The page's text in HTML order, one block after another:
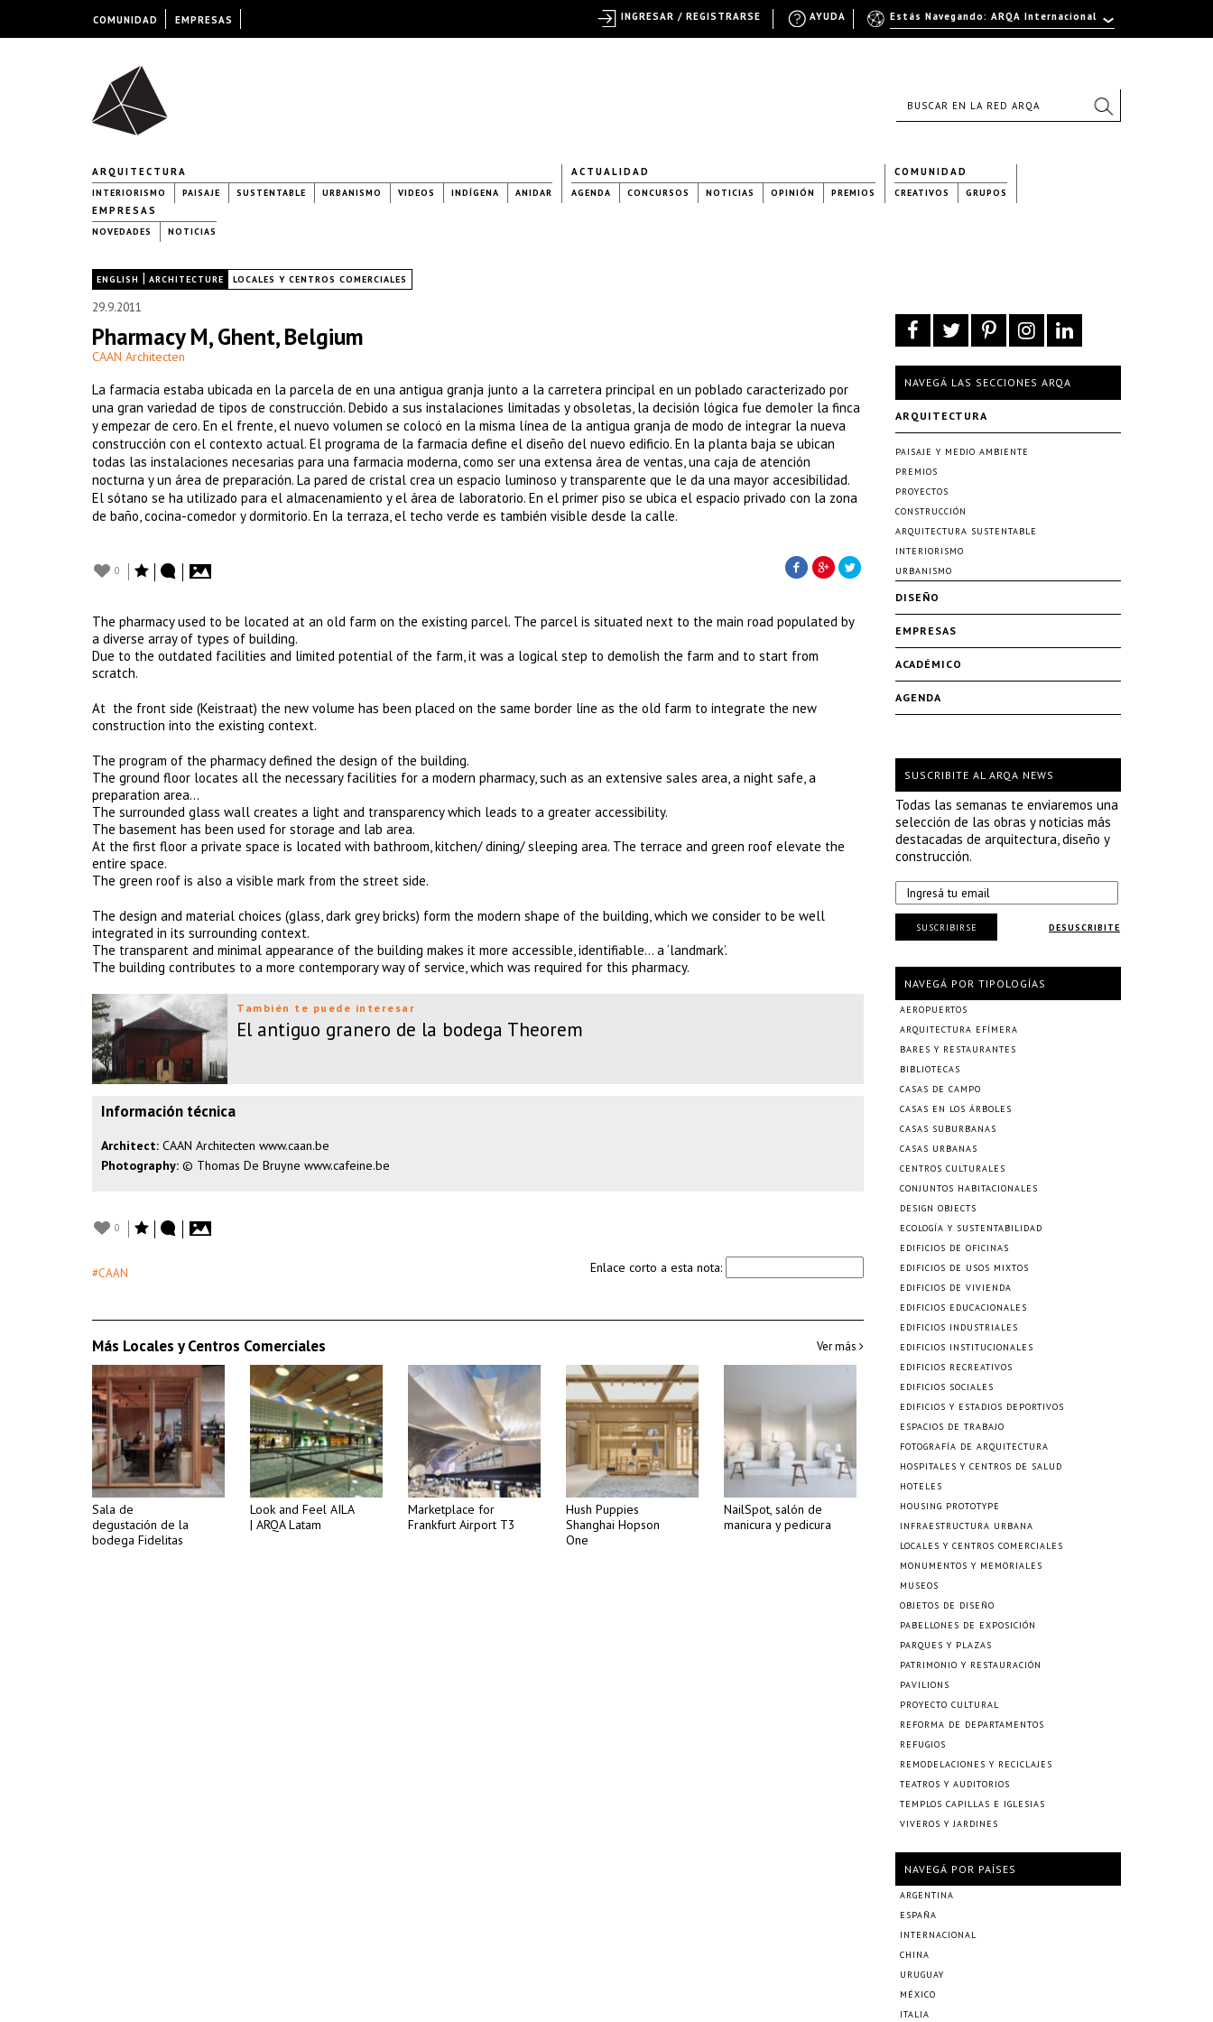
ARQUITECTURA
INTERIORISMO PAISAJE SUSTENTABLE URBANISMO VIDEOS INDÍGENA ANIDAR
ACTUALIDAD
AGENDA CONCURSOS NOTICIAS OPINIÓN PREMIOS
COMUNIDAD
CREATIVOS GRUPOS
EMPRESAS
NOVEDADES NOTICIAS
ENGLISH | ARCHITECTURE LOCALES Y CENTROS COMERCIALES
29.9.2011
Pharmacy M, Ghent, Belgium
CAAN Architecten
La farmacia estaba ubicada en la parcela de en una antigua granja junto a la carretera principal en un poblado caracterizado por
una gran variedad de tipos de construcción. Debido a sus instalaciones limitadas y obsoletas, la decisión lógica fue demoler la finca
y empezar de cero. En el frente, el nuevo volumen se colocó en la misma línea de la antigua granja de modo de integrar la nueva
construcción con el contexto actual. El programa de la farmacia define el diseño del nuevo edificio. En la planta baja se ubican
todas las instalaciones necesarias para una farmacia moderna, como ser una extensa área de ventas, una caja de atención
nocturna y un área de preparación. La pared de cristal crea un espacio luminoso y transparente que le da una mayor accesibilidad.
El sótano se ha utilizado para el almacenamiento y el área de laboratorio. En el primer piso se ubica el espacio privado con la zona
de baño, cocina-comedor y dormitorio. En la terraza, el techo verde es también visible desde la calle.
0
The pharmacy used to be located at an old farm on the existing parcel. The parcel is situated next to the main road populated by
a diverse array of types of building.
Due to the outdated facilities and limited potential of the farm, it was a logical step to demolish the farm and to start from
scratch.
At the front side (Keistraat) the new volume has been placed on the same border line as the old farm to integrate the new
construction into the existing context.
The program of the pharmacy defined the design of the building.
The ground floor locates all the necessary facilities for a modern pharmacy, such as an extensive sales area, a night safe, a
preparation area…
The surrounded glass wall creates a light and transparency which leads to a greater accessibility.
The basement has been used for storage and lab area.
At the first floor a private space is located with bathroom, kitchen/ dining/ sleeping area. The terrace and green roof elevate the
entire space.
The green roof is also a visible mark from the street side.
The design and material choices (glass, dark grey bricks) form the modern shape of the building, which we consider to be well
integrated in its surrounding context.
The transparent and minimal appearance of the building makes it more accessible, identifiable… a ‘landmark’.
The building contributes to a more contemporary way of service, which was required for this pharmacy.
También te puede interesar
El antiguo granero de la bodega Theorem
Información técnica
Architect: CAAN Architecten www.caan.be
Photography: © Thomas De Bruyne www.cafeine.be
0
#CAAN Enlace corto a esta nota:
Más Locales y Centros Comerciales Ver más
Sala de
degustación de la
bodega Fidelitas
Look and Feel AILA
| ARQA Latam
Marketplace for
Frankfurt Airport T3
Hush Puppies
Shanghai Hopson
One
NailSpot, salón de
manicura y pedicura
NAVEGÁ LAS SECCIONES ARQA
ARQUITECTURA
PAISAJE Y MEDIO AMBIENTE
PREMIOS
PROYECTOS
CONSTRUCCIÓN
ARQUITECTURA SUSTENTABLE
INTERIORISMO
URBANISMO
DISEÑO
EMPRESAS
ACADÉMICO
AGENDA
SUSCRIBITE AL ARQA NEWS
Todas las semanas te enviaremos una
selección de las obras y noticias más
destacadas de arquitectura, diseño y
construcción.
DESUSCRIBITE
SUSCRIBIRSE
NAVEGÁ POR TIPOLOGÍAS
AEROPUERTOS
ARQUITECTURA EFÍMERA
BARES Y RESTAURANTES
BIBLIOTECAS
CASAS DE CAMPO
CASAS EN LOS ÁRBOLES
CASAS SUBURBANAS
CASAS URBANAS
CENTROS CULTURALES
CONJUNTOS HABITACIONALES
DESIGN OBJECTS
ECOLOGÍA Y SUSTENTABILIDAD
EDIFICIOS DE OFICINAS
EDIFICIOS DE USOS MIXTOS
EDIFICIOS DE VIVIENDA
EDIFICIOS EDUCACIONALES
EDIFICIOS INDUSTRIALES
EDIFICIOS INSTITUCIONALES
EDIFICIOS RECREATIVOS
EDIFICIOS SOCIALES
EDIFICIOS Y ESTADIOS DEPORTIVOS
ESPACIOS DE TRABAJO
FOTOGRAFÍA DE ARQUITECTURA
HOSPITALES Y CENTROS DE SALUD
HOTELES
HOUSING PROTOTYPE
INFRAESTRUCTURA URBANA
LOCALES Y CENTROS COMERCIALES
MONUMENTOS Y MEMORIALES
MUSEOS
OBJETOS DE DISEÑO
PABELLONES DE EXPOSICIÓN
PARQUES Y PLAZAS
PATRIMONIO Y RESTAURACIÓN
PAVILIONS
PROYECTO CULTURAL
REFORMA DE DEPARTAMENTOS
REFUGIOS
REMODELACIONES Y RECICLAJES
TEATROS Y AUDITORIOS
TEMPLOS CAPILLAS E IGLESIAS
VIVEROS Y JARDINES
NAVEGÁ POR PAÍSES
ARGENTINA
ESPAÑA
INTERNACIONAL
CHINA
URUGUAY
MÉXICO
ITALIA
COMUNIDAD EMPRESAS Estás Navegando: ARQA Internacional
AYUDA
INGRESAR / REGISTRARSE